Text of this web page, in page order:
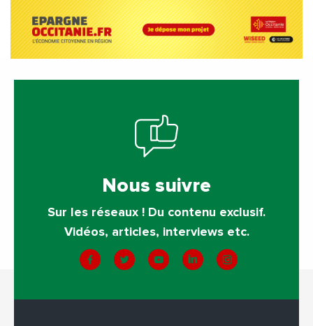
Nous suivre
Sur les réseaux ! Du contenu exclusif.
Vidéos, articles, interviews etc.